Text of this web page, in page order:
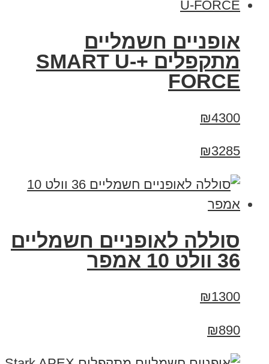
אופניים חשמליים
מתקפלים +SMART U-
FORCE
₪4300
₪3285
סוללה לאופניים חשמליים
36 וולט 10 אמפר
₪1300
₪890